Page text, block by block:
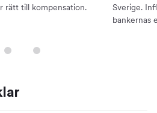
rätt till kompensation.
Sverige.
bankernas